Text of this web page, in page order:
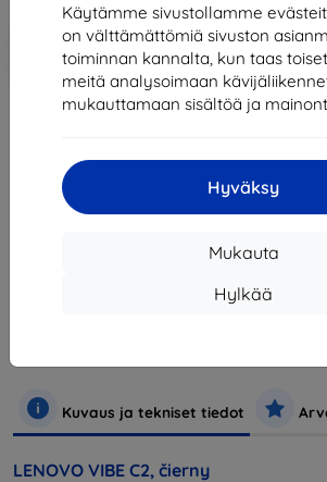
Käytämme sivustollamme
on välttämättömiä sivuston
toiminnan kannalta, kun taas
meitä analysoimaan
mukauttamaan sisältöä ja
Hyväksy
Mukauta
Hylkää
-10%
Alennus kupongilla
EXTRA10
Loppuunmyyty
Kuvaus ja tekniset tiedot
LENOVO VIBE C2, čierny